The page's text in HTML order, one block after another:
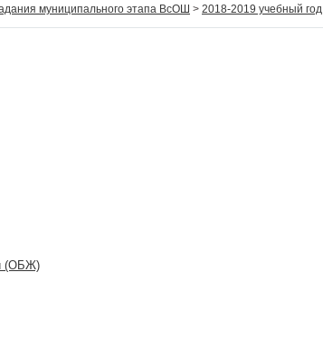
муниципального этапа ВсОШ > 2018-2019 учебный год
(ОБЖ)